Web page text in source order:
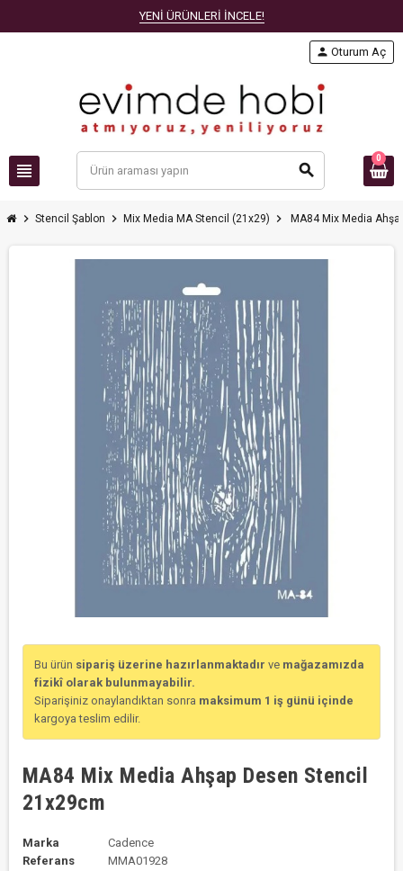
YENİ ÜRÜNLERİ İNCELE!
view_headline search
person Oturum Aç
0
chevron_right Stencil Şablon chevron_right Mix Media MA Stencil (21x29) chevron_right MA84 Mix Media
Bu ürün sipariş üzerine hazırlanmaktadır ve mağazamızda
fizikî olarak bulunmayabilir.
Siparişiniz onaylandıktan sonra maksimum 1 iş günü içinde
kargoya teslim edilir.
MA84 Mix Media Ahşap Desen Stencil
21x29cm
Marka
Cadence
Referans
MMA01928